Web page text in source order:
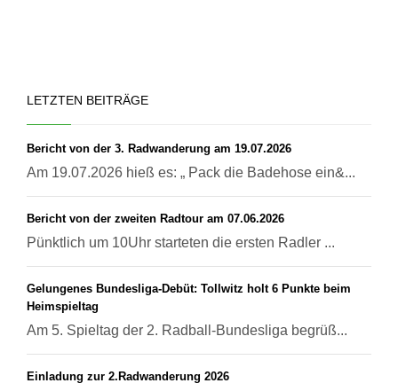
LETZTEN BEITRÄGE
Bericht von der 3. Radwanderung am 19.07.2026
Am 19.07.2026 hieß es: „ Pack die Badehose ein&...
Bericht von der zweiten Radtour am 07.06.2026
Pünktlich um 10Uhr starteten die ersten Radler ...
Gelungenes Bundesliga-Debüt: Tollwitz holt 6 Punkte beim
Heimspieltag
Am 5. Spieltag der 2. Radball-Bundesliga begrüß...
Einladung zur 2.Radwanderung 2026